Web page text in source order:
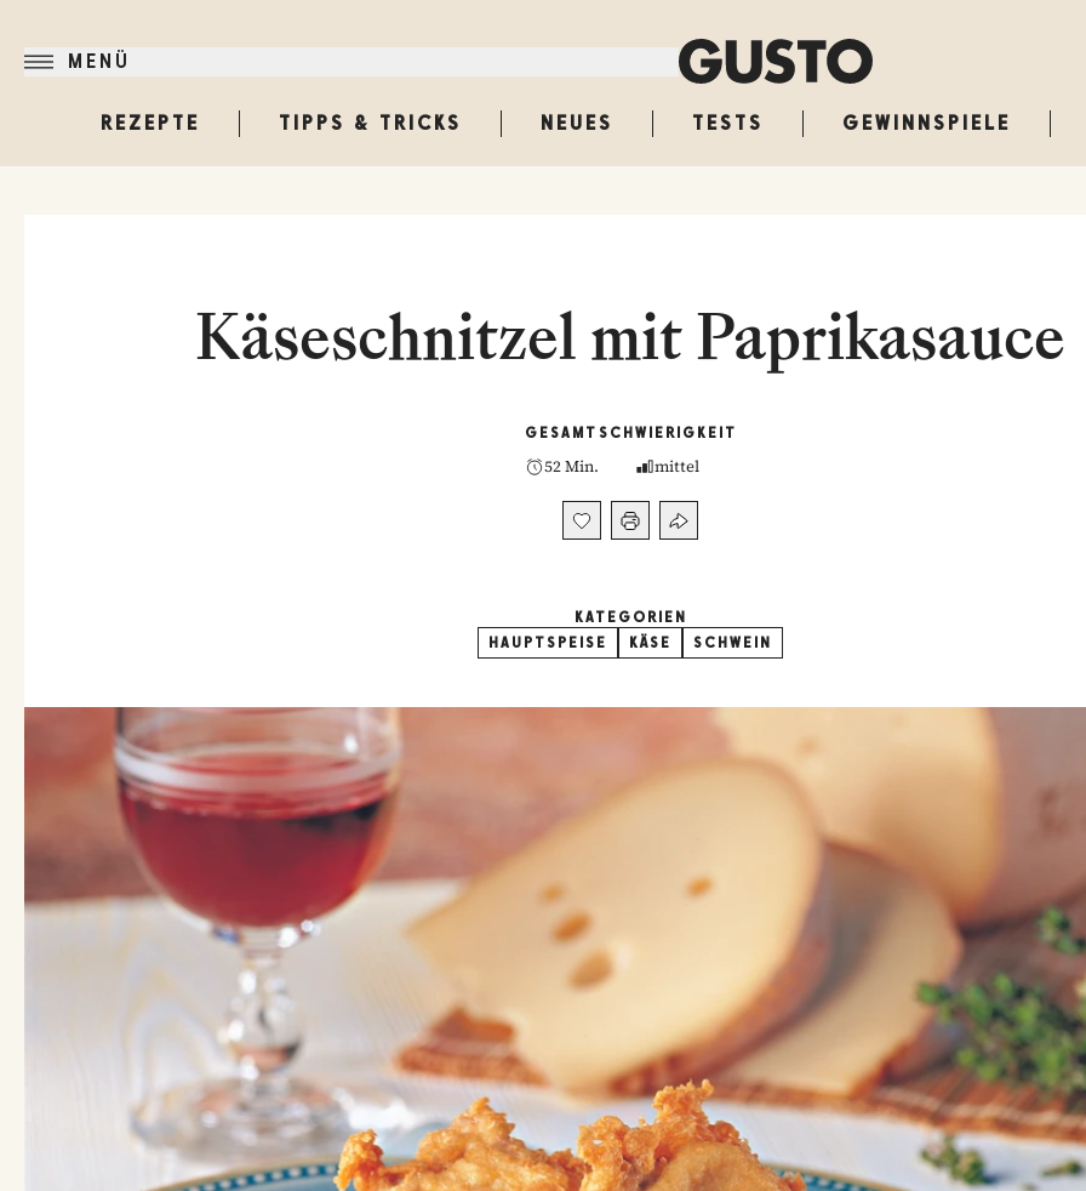
MENÜ
REZEPTE TIPPS & TRICKS NEUES TESTS GEWINNSPIELE
Käseschnitzel mit Paprikasauce
GESAMT
52 Min.
SCHWIERIGKEIT
mittel
KATEGORIEN
HAUPTSPEISE
KÄSE SCHWEIN